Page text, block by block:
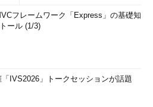
でも軽視主義でもない実用的で本
を手に入れる必要があります。その
勧めしたいのが、
（以下、「
」と表
フレームワーク「Express」の基礎知
ール (1/3)
「IVS2026」トークセッションが話題